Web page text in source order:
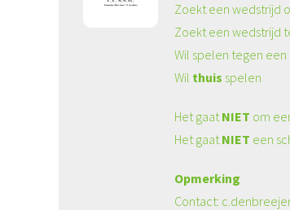
Zoekt een wedstrijd
Zoekt een wedstrijd
Wil spelen tegen
Wil thuis spelen
Het gaatNIET om
Het gaatNIET een
Opmerking
Contact: